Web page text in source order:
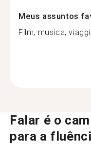
Meus assuntos
Film, musica,
Falar é o
para a